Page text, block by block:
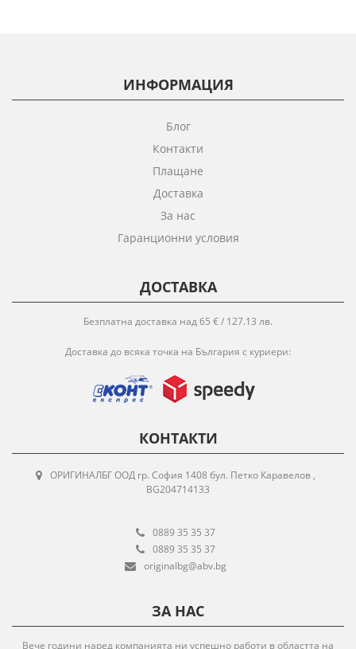
ИНФОРМАЦИЯ
Блог
Контакти
Плащане
Доставка
За нас
Гаранционни условия
ДОСТАВКА
Безплатна доставка над 65 € / 127.13 лв.
Доставка до всяка точка на България с куриери:
КОНТАКТИ
ОРИГИНАЛБГ ООД гр. София 1408 бул. Петко Каравелов ,
BG204714133
0889 35 35 37
0889 35 35 37
originalbg@abv.bg
ЗА НАС
Вече години наред компанията ни успешно работи в областта на